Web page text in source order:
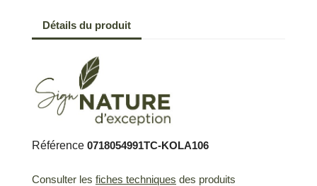
Détails du produit
Référence 0718054991TC-KOLA106
Consulter les fiches techniques des produits